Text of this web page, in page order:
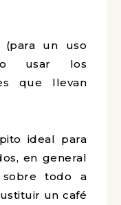
(para un uso
usar los
que llevan
ideal para
en general
sobre todo a
un café